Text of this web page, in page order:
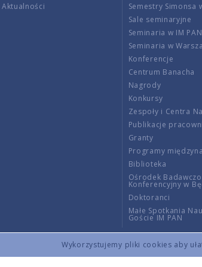
Wykorzystujemy pliki cookies aby
Aktualności
Semestry Simonsa
Sale seminaryjne
Seminaria w IM PAN
Seminaria w
Konferencje
Centrum Banacha
Nagrody
Konkursy
Zespoły i Centra
Publikacje
Granty
Programy
Biblioteka
Ośrodek
Konferencyjny w
Doktoranci
Małe Spotkania
Goście IM PAN